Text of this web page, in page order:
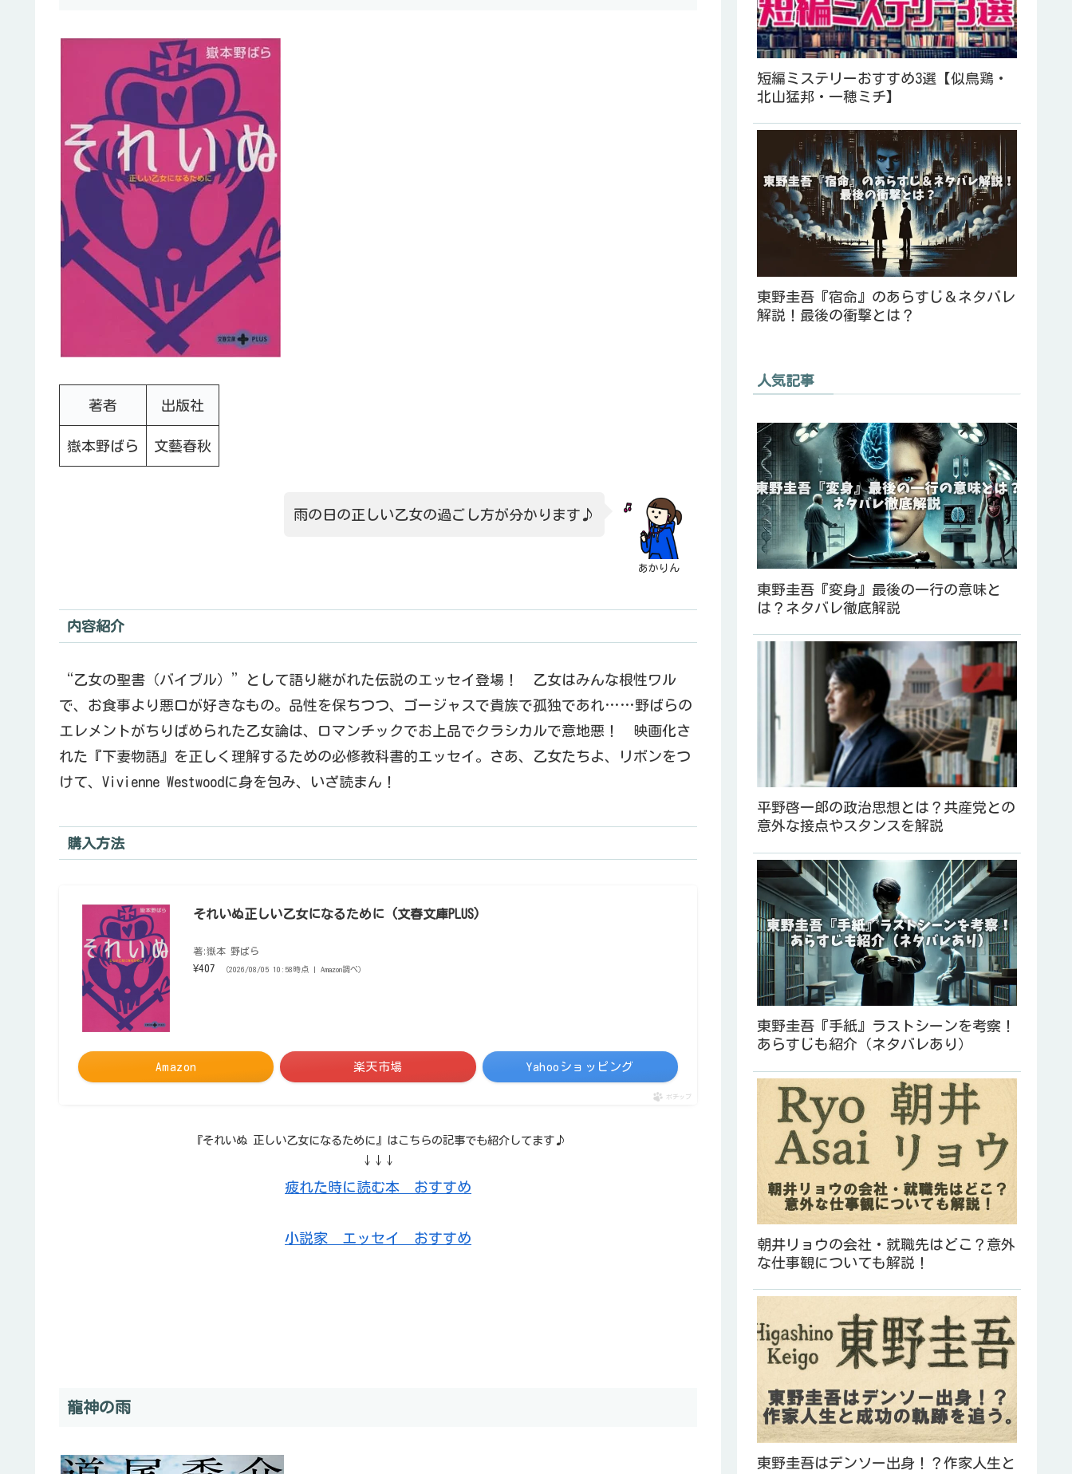
著者 出版社
嶽本野ばら 文藝春秋
あかりん
雨の日の正しい乙女の過ごし方が分かります♪
内容紹介
“乙女の聖書（バイブル）”として語り継がれた伝説のエッセイ登場！ 乙女はみんな根性ワル
で、お食事より悪口が好きなもの。品性を保ちつつ、ゴージャスで貴族で孤独であれ……野ばらの
エレメントがちりばめられた乙女論は、ロマンチックでお上品でクラシカルで意地悪！ 映画化さ
れた『下妻物語』を正しく理解するための必修教科書的エッセイ。さあ、乙女たちよ、リボンをつ
けて、Vivienne Westwoodに身を包み、いざ読まん！
購入方法
それいぬ正しい乙女になるために (文春文庫PLUS)
著:嶽本 野ばら
¥407 （2026/08/05 10:58時点 | Amazon調べ）
Amazon 楽天市場 Yahooショッピング
ポチップ
『それいぬ 正しい乙女になるために』はこちらの記事でも紹介してます♪
↓↓↓
疲れた時に読む本 おすすめ
小説家 エッセイ おすすめ
龍神の雨
短編ミステリーおすすめ3選【似鳥鶏・
北山猛邦・一穂ミチ】
東野圭吾『宿命』のあらすじ＆ネタバレ
解説！最後の衝撃とは？
人気記事
東野圭吾『変身』最後の一行の意味と
は？ネタバレ徹底解説
平野啓一郎の政治思想とは？共産党との
意外な接点やスタンスを解説
東野圭吾『手紙』ラストシーンを考察！
あらすじも紹介（ネタバレあり）
朝井リョウの会社・就職先はどこ？意外
な仕事観についても解説！
東野圭吾はデンソー出身！？作家人生と